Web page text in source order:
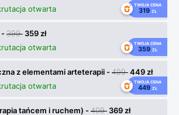
otwarta TWOJA CENA
319 ZŁ
-399 359 zł
otwarta TWOJA CENA
359 ZŁ
z elementami arteterapii -499449 zł
otwarta TWOJA CENA
449 ZŁ
tańcem i ruchem) -409 369 zł